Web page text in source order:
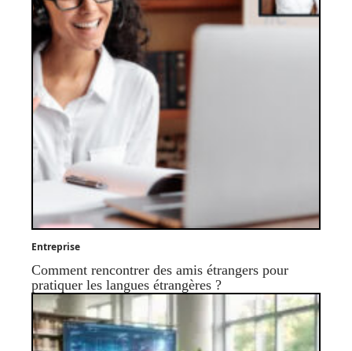
Entreprise
Comment rencontrer des amis étrangers pour
pratiquer les langues étrangères ?